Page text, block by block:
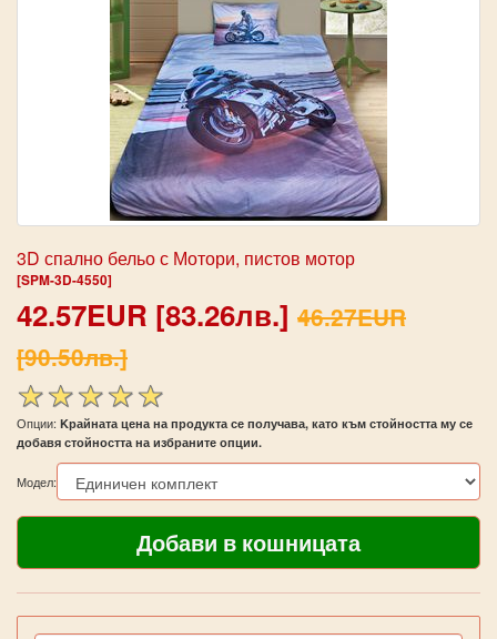
3D спално бельо с Мотори, пистов мотор
[SPM-3D-4550]
42.57EUR [83.26лв.] 46.27EUR
[90.50лв.]
Опции: Kрайната цена на продукта се получава, като към стойността му се
добавя стойността на избраните опции.
Модел: